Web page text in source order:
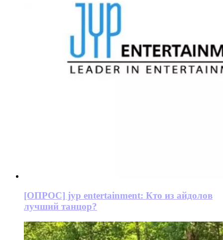
[ОПРОС] jyp entertainment: Кто из айдолов
лучший танцор?